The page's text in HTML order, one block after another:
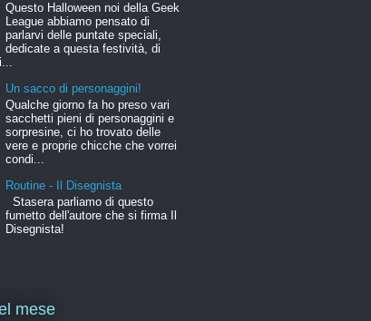
Questo Halloween noi della Geek
League abbiamo pensato di
parlarvi delle puntate speciali,
dedicate a questa festività, di
Un sacco di personaggini!
Qualche giorno fa ho preso vari
sacchetti pieni di personaggini e
sorpresine, ci ho trovato delle
vere e proprie chicche che vorrei
condi...
Routine - Il Disegnista
Stasera parliamo di questo
fumetto dell'autore che si firma Il
Disegnista!
mese